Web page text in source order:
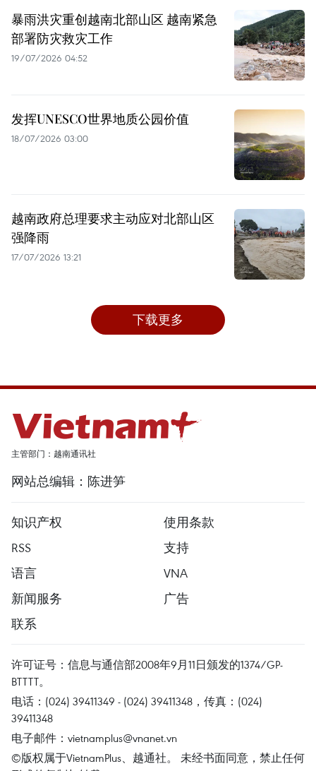
暴雨洪灾重创越南北部山区 越南紧急
部署防灾救灾工作
19/07/2026 04:52
发挥UNESCO世界地质公园价值
18/07/2026 03:00
越南政府总理要求主动应对北部山区
强降雨
17/07/2026 13:21
下载更多
主管部门：越南通讯社
网站总编辑：陈进笋
知识产权
使用条款
RSS
支持
语言
VNA
新闻服务
广告
联系
许可证号：信息与通信部2008年9月11日颁发的1374/GP-
BTTTT。
电话：(024) 39411349 - (024) 39411348，传真：(024)
39411348
电子邮件： vietnamplus@vnanet.vn
©版权属于VietnamPlus、越通社。 未经书面同意，禁止任何